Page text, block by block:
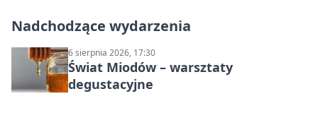
Nadchodzące wydarzenia
6 sierpnia 2026, 17:30
Świat Miodów – warsztaty
degustacyjne